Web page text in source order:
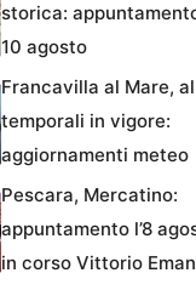
storica:
10 agosto
Francavilla al Mare,
temporali in vigore:
aggiornamenti meteo
Pescara, Mercatino:
appuntamento l’8
in corso Vittorio